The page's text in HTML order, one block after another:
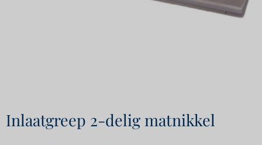
Inlaatgreep 2-delig matnikkel